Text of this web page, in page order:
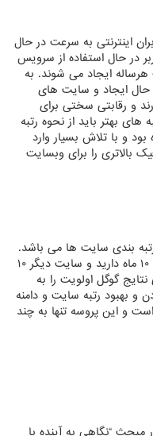
اینترنتی به سرعت در حال
۳ میلیارد کاربر در حال استفاده از سرویس
وبسایت هرساله ایجاد می شوند. به
ایجاد و سایت های
و رقابتی سختی برای
بهتر باید از نحوه رتبه
و با تلاش بسیار وارد
بالاتری را برای وبسایت
بندی سایت ها می باشد.
به عنوان مثال اگر شما یک دامنه با قدمت ۱۰ ماه دارید و سایت دیگر ۱۰
گوگل اولویت را به
و بهبود رتبه سایت و دامنه
و این پروسه تنها به چند
“نگاهی به آینده با